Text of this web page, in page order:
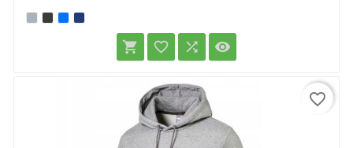
   
favorite_border